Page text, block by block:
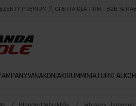
PREMIUM OFERTA DLA FIRM - B2B
WINAKONIAKI RUM MINIATURKI
/ Blended Whisk(e)y / Whiskey Jameson